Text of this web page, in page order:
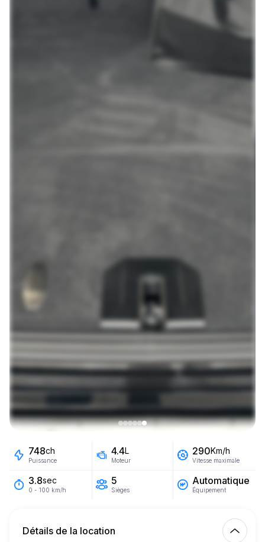
748ch
Puissance
4.4L
Moteur
290Km/h
Vitesse maximale
3.8sec
0 - 100 km/h
5
Sièges
Automatique
Équipement
Détails de la location